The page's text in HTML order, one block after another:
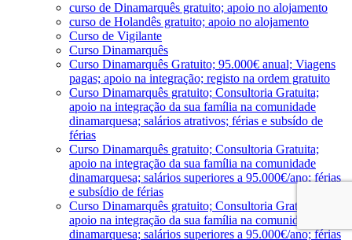
curso de Dinamarquês gratuito; apoio no alojamento
curso de Holandês gratuito; apoio no alojamento
Curso de Vigilante
Curso Dinamarquês
Curso Dinamarquês Gratuito; 95.000€ anual; Viagens
pagas; apoio na integração; registo na ordem gratuito
Curso Dinamarquês gratuito; Consultoria Gratuita;
apoio na integração da sua família na comunidade
dinamarquesa; salários atrativos; férias e subsído de
férias
Curso Dinamarquês gratuito; Consultoria Gratuita;
apoio na integração da sua família na comunidade
dinamarquesa; salários superiores a 95.000€/ano; férias
e subsídio de férias
Curso Dinamarquês gratuito; Consultoria Gratuita;
apoio na integração da sua família na comunidade
dinamarquesa; salários superiores a 95.000€/ano; férias